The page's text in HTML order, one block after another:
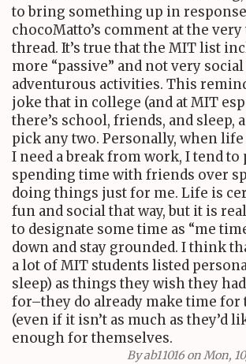
to bring something up in
chocoMatto’s comment at the
thread. It’s true that the MITlist
more “passive” and not very
adventurous activities. This
joke that in college (and atMIT
there’s school, friends, and sleep,
pick any two. Personally, when life
I need a break from work, I tend
spending time with friends over
doing things just for me. Life is
fun and social that way, but it is
to designate some time as “me
down and stay grounded. I think
a lot ofMIT students listed
sleep) as things they wish they
for–they do already make time
(even if it isn’t as much as they’d
enough for themselves.
Byab11016 on Mon,